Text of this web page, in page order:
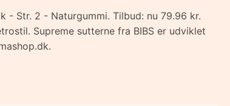
- Str. 2 - Naturgummi. Tilbud: nu 79.96 kr.
Supreme sutterne fra BIBS er udviklet